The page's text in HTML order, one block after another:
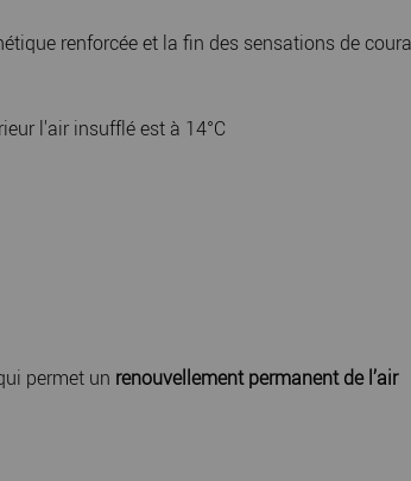
renforcée et la fin des sensations de
l'air insufflé est à 14°C
permet un renouvellement permanent de l’air